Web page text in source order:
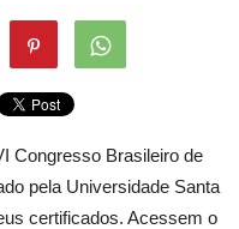
Congresso Brasileiro de
pela Universidade Santa
certificados. Acessem o